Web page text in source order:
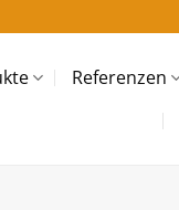
Referenzen